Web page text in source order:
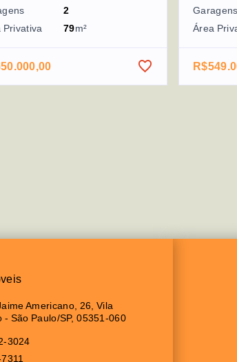
2
Privativa
79m²
Garagens
Área
Americano, 26, Vila
- São Paulo/SP, 05351-060
3024